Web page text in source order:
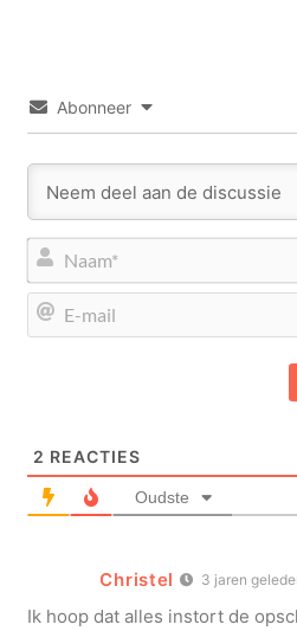
Abonneer
2 REACTIES
Oudste
Christel 3 jaren
Ik hoop dat alles instort de